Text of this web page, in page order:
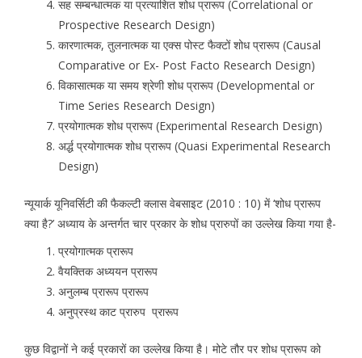
सह सम्बन्धात्मक या प्रत्याशित शोध प्रारूप (Correlational or
Prospective Research Design)
कारणात्मक, तुलनात्मक या एक्स पोस्ट फैक्टों शोध प्रारूप (Causal
Comparative or Ex- Post Facto Research Design)
विकासात्मक या समय श्रेणी शोध प्रारूप (Developmental or
Time Series Research Design)
प्रयोगात्मक शोध प्रारूप (Experimental Research Design)
अर्द्ध प्रयोगात्मक शोध प्रारूप (Quasi Experimental Research
Design)
न्यूयार्क यूनिवर्सिटी की फैकल्टी क्लास वेबसाइट (2010 : 10) में ‘शोध प्रारूप
क्या है?’ अध्याय के अन्तर्गत चार प्रकार के शोध प्रारुपों का उल्लेख किया गया है-
प्रयोगात्मक प्रारूप
वैयक्तिक अध्ययन प्रारूप
अनुलम्ब प्रारूप प्रारूप
अनुप्रस्थ काट प्रारुप प्रारूप
कुछ विद्वानों ने कई प्रकारों का उल्लेख किया है। मोटे तौर पर शोध प्रारूप को